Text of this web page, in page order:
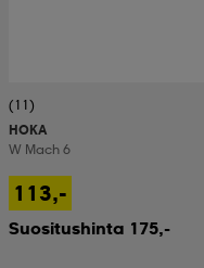
(11)
HOKA
W Mach 6
113,-
Suositushinta 175,-